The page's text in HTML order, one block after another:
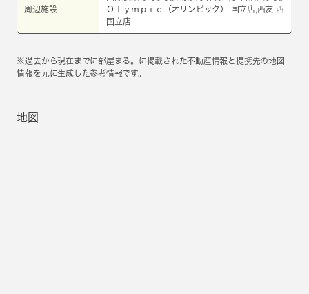
周辺施設
Ｏｌｙｍｐｉｃ（オリンピック） 国立店,西友 西
国立店
※過去から現在までに部屋まる。に掲載された不動産情報と提携先の地図
情報を元に生成した参考情報です。
地図